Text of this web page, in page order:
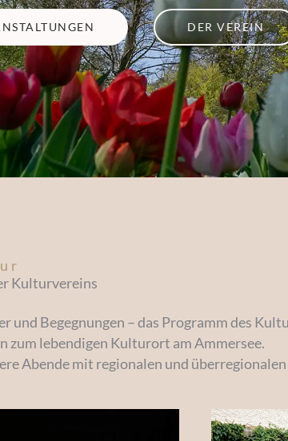
DER VEREIN
Kulturvereins
und Begegnungen – das Programm des
zum lebendigen Kulturort am Ammersee.
Abende mit regionalen und